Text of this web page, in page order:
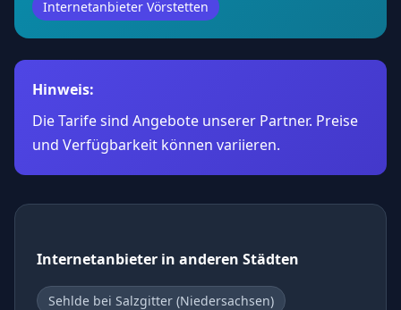
Internetanbieter Vörstetten
Hinweis:
Die Tarife sind Angebote unserer Partner. Preise
und Verfügbarkeit können variieren.
Internetanbieter in anderen Städten
Sehlde bei Salzgitter (Niedersachsen)